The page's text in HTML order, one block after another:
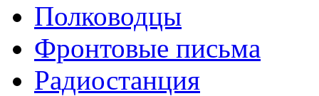
Полководцы
Фронтовые письма
Радиостанция